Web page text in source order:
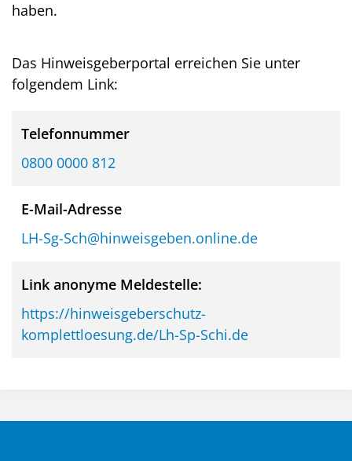
haben.
Das Hinweisgeberportal erreichen Sie unter
folgendem Link:
Telefonnummer
0800 0000 812
E-Mail-Adresse
LH-Sg-Sch@hinweisgeben.online.de
Link anonyme Meldestelle:
https://hinweisgeberschutz-
komplettloesung.de/Lh-Sp-Schi.de